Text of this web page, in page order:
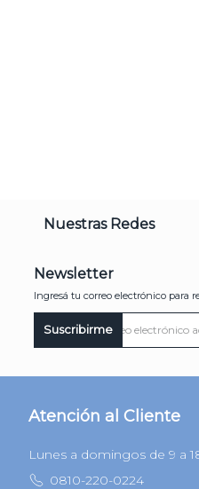
Nuestras Redes
Newsletter
Ingresá tu correo electrónico para
Suscribirme
Atención al Cliente
Lunes a domingos de 9 a
0810-220-0224